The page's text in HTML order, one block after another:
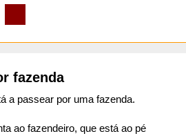
fazenda
a passear por uma fazenda.
ao fazendeiro, que está ao pé